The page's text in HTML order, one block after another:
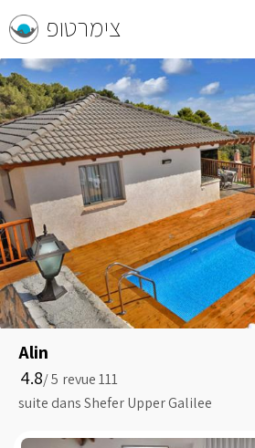
צימרטופ
Alin
5 /
4.8
suite dans Shefer Upper Galilee